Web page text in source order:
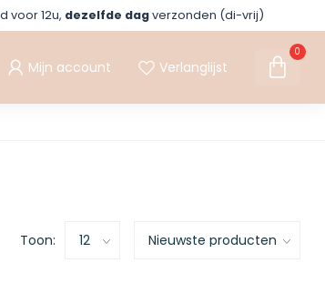
voor 12u, dezelfde dagverzonden (di-vrij)
Mijn account Verlanglijst
0
Toon: